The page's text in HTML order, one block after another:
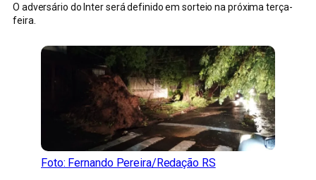
O adversário do Inter será definido em sorteio na próxima terça-
feira.
Foto: Fernando Pereira/Redação RS